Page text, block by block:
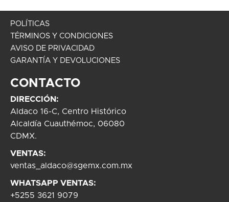
POLÍTICAS
TÉRMINOS Y CONDICIONES
AVISO DE PRIVACIDAD
GARANTÍA Y DEVOLUCIONES
CONTACTO
DIRECCIÓN:
Aldaco 16-C, Centro Histórico
Alcaldía Cuauthémoc, 06080
CDMX.
VENTAS:
ventas_aldaco@sgemx.com.mx
WHATSAPP VENTAS:
+5255 3621 9079